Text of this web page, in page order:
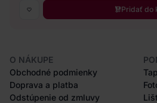
Pridať do
O NÁKUPE
Obchodné podmienky
Doprava a platba
Odstúpenie od zmluvy